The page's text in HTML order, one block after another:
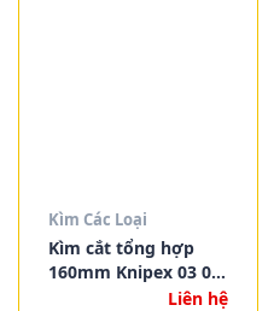
Kìm Các Loại
Kìm cắt tổng hợp
160mm Knipex 03 02
Liên hệ